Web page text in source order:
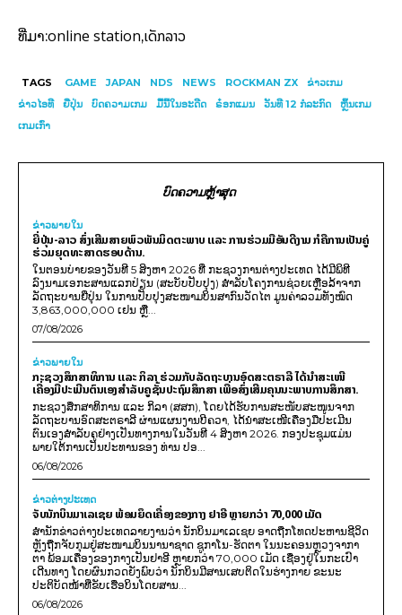
ທີ່ມາ:online station,ເດັກລາວ
TAGS GAME JAPAN NDS NEWS ROCKMAN ZX
ຂ່າວເກມ
ຂ່າວໄອທີ
ຍີ່ປຸ່ນ ບົດຄວາມເກມ ມື້ນີ້ໃນອະດີດ ຣ໋ອກແມນ ວັນທີ 12 ກໍລະກົດ
ຫຼິ້ນເກມ
ເກມເກົ່າ
ບົດຄວາມຫຼ້າສຸດ
ຂ່າວພາຍ​ໃນ
ຍີ່ປຸ່ນ-ລາວ ສົ່ງເສີມສາຍພົວພັນມິດຕະພາບ ແລະ ການຮ່ວມມືອັນດີງາມ ກໍຄືການເປັນຄູ່
ຮ່ວມຍຸດທະສາດຮອບດ້ານ.
ໃນຕອນບ່າຍຂອງວັນທີ 5 ສິງຫາ 2026 ທີ່ ກະຊວງການຕ່າງປະເທດ ໄດ້ມີພິທີ
ລົງນາມເອກະສານແລກປ່ຽນ (ສະບັບປັບປຸງ) ສໍາລັບໂຄງການຊ່ວຍເຫຼືອລ້າຈາກ
ລັດຖະບານຍີ່ປຸ່ນ ໃນການປັບປຸງສະໜາມບິນສາກົນວັດໄຕ ມູນຄ່າລວມທັງໝົດ
3,863,000,000 ເຢນ ຫຼື...
07/08/2026
ຂ່າວພາຍ​ໃນ
ກະຊວງສຶກສາທິການ ແລະ ກິລາ ຮ່ວມກັບລັດຖະບານອົດສະຕຣາລີ ໄດ້ນຳສະເໜີ
ເຄື່ອງມືປະເມີນຕົນເອງສຳລັບຄູຊັ້ນປະຖົມສຶກສາ ເພື່ອສົ່ງເສີມຄຸນນະພາບການສຶກສາ.
ກະຊວງສຶກສາທິການ ແລະ ກິລາ (ສສກ), ໂດຍໄດ້ຮັບການສະໜັບສະໜູນຈາກ
ລັດຖະບານອົດສະຕຣາລີ ຜ່ານແຜນງານບີຄວາ, ໄດ້ນຳສະເໜີເຄື່ອງມືປະເມີນ
ຕົນເອງສຳລັບຄູຢ່າງເປັນທາງການໃນວັນທີ 4 ສິງຫາ 2026. ກອງປະຊຸມແມ່ນ
ພາຍໃຕ້ການເປັນປະທານຂອງ ທ່ານ ປອ...
06/08/2026
ຂ່າວຕ່າງປະເທດ
ຈັບນັກບິນມາເລເຊຍ ພ້ອມຍຶດເຄື່ອງຂອງກາງ ຢາອີ ຫຼາຍກວ່າ 70,000 ເມັດ
ສຳນັກຂ່າວຕ່າງປະເທດລາຍງານວ່າ ນັກບິນມາເລເຊຍ ອາດຖືກໂທດປະຫານຊີວິດ
ຫຼັງຖືກຈັບກຸມຢູ່ສະໜາມບິນນານາຊາດ ຊູກາໂນ-ຮັດຕາ ໃນນະຄອນຫຼວງຈາກາ
ຕາ ພ້ອມເຄື່ອງຂອງກາງເປັນຢາອີ ຫຼາຍກວ່າ 70,000 ເມັດ ເຊື່ອງຢູ່ໃນກະເປົາ
ເດີນທາງ ໂດຍຜົນກວດຍັງພົບວ່າ ນັກບິນມີສານເສບຕິດໃນຮ່າງກາຍ ຂະນະ
ປະຕິບັດໜ້າທີ່ຂັບເຮືອບິນໂດຍສານ...
06/08/2026